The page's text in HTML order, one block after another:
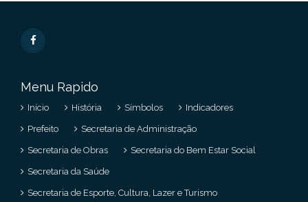
Menu Rapido
Início História Símbolos Indicadores
Prefeito Secretaria de Administração
Secretaria de Obras Secretaria do Bem Estar Social
Secretaria da Saúde
Secretaria de Esporte, Cultura, Lazer e Turismo